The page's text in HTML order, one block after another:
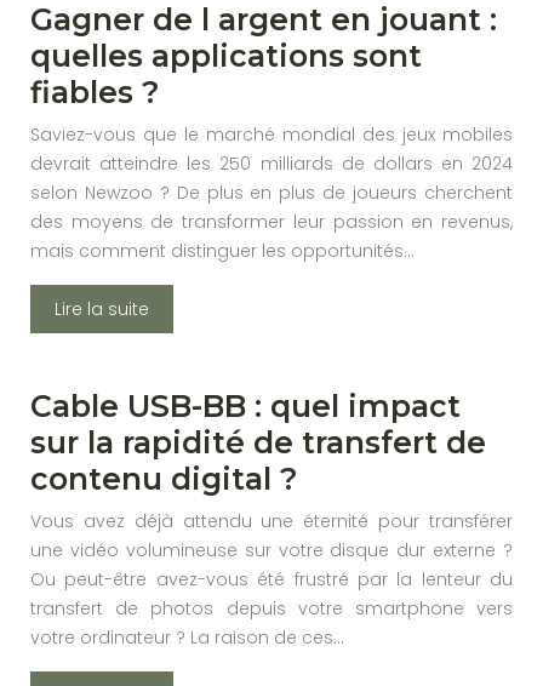
Gagner de l argent en jouant :
quelles applications sont
fiables ?
Saviez-vous que le marché mondial des jeux mobiles
devrait atteindre les 250 milliards de dollars en 2024
selon Newzoo ? De plus en plus de joueurs cherchent
des moyens de transformer leur passion en revenus,
mais comment distinguer les opportunités…
Lire la suite
Cable USB-BB : quel impact
sur la rapidité de transfert de
contenu digital ?
Vous avez déjà attendu une éternité pour transférer
une vidéo volumineuse sur votre disque dur externe ?
Ou peut-être avez-vous été frustré par la lenteur du
transfert de photos depuis votre smartphone vers
votre ordinateur ? La raison de ces…